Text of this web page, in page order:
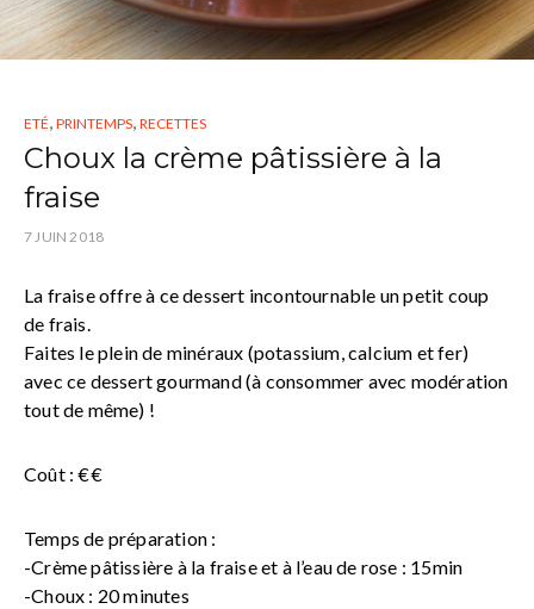
ETÉ, PRINTEMPS, RECETTES
Choux la crème pâtissière à la
fraise
7 JUIN 2018
La fraise offre à ce dessert incontournable un petit coup
de frais.
Faites le plein de minéraux (potassium, calcium et fer)
avec ce dessert gourmand (à consommer avec modération
tout de même) !
Coût : €€
Temps de préparation :
-Crème pâtissière à la fraise et à l’eau de rose : 15min
-Choux : 20 minutes